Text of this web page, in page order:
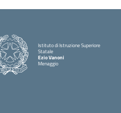
Istituto di Istruzione Superiore
Statale
Ezio Vanoni
Menaggio
— Visita la pagina iniziale della scuola